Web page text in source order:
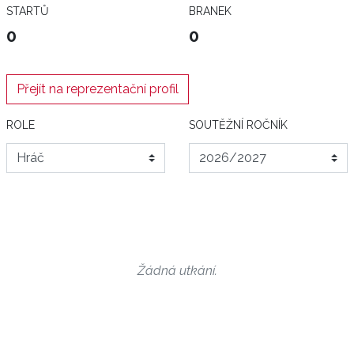
STARTŮ
0
BRANEK
0
Přejít na reprezentační profil
ROLE SOUTĚŽNÍ ROČNÍK
Žádná utkání.